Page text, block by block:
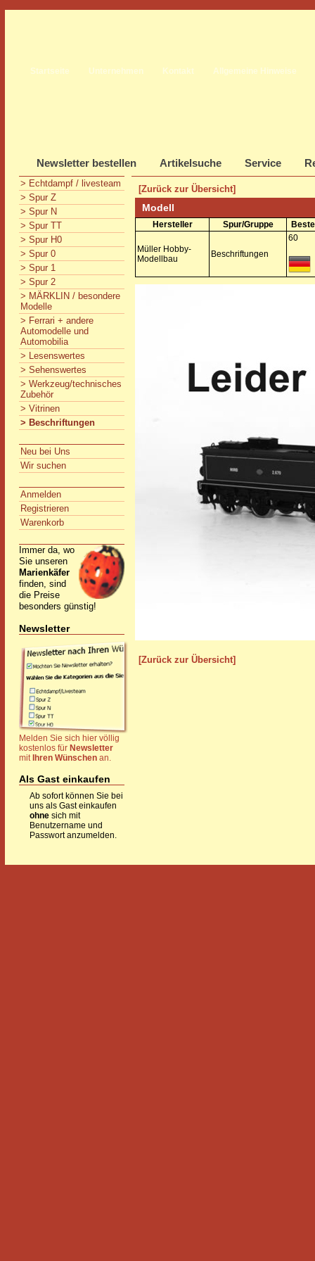
Startseite Unternehmen Kontakt Allgemeine Hinweise
Newsletter bestellen Artikelsuche Service
> Echtdampf / livesteam
> Spur Z
> Spur N
> Spur TT
> Spur H0
> Spur 0
> Spur 1
> Spur 2
> MÄRKLIN / besondere
Modelle
> Ferrari + andere
Automodelle und
Automobilia
> Lesenswertes
> Sehenswertes
> Werkzeug/technisches
Zubehör
> Vitrinen
> Beschriftungen
Neu bei Uns
Wir suchen
Anmelden
Registrieren
Warenkorb
Immer da, wo
Sie unseren
Marienkäfer
finden, sind
die Preise
besonders günstig!
Newsletter
Melden Sie sich hier völlig
kostenlos für Newsletter
mit Ihren Wünschen an.
Als Gast einkaufen
Ab sofort können Sie bei
uns als Gast einkaufen
ohne sich mit
Benutzername und
Passwort anzumelden.
[Zurück zur Übersicht]
Modell
Hersteller Spur/Gruppe
Müller Hobby-
Modellbau
Beschriftungen
60
[Zurück zur Übersicht]